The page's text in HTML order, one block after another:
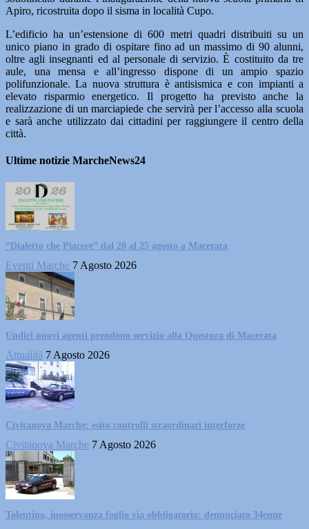
Apiro, ricostruita dopo il sisma in località Cupo.
L’edificio ha un’estensione di 600 metri quadri distribuiti su un
unico piano in grado di ospitare fino ad un massimo di 90 alunni,
oltre agli insegnanti ed al personale di servizio. È costituito da tre
aule, una mensa e all’ingresso dispone di un ampio spazio
polifunzionale. La nuova struttura è antisismica e con impianti a
elevato risparmio energetico. Il progetto ha previsto anche la
realizzazione di un marciapiede che servirà per l’accesso alla scuola
e sarà anche utilizzato dai cittadini per raggiungere il centro della
città.
Ultime notizie MarcheNews24
“Dialetto che Piacere” dal 20 al 25 agosto a Macerata
Eventi Marche 7 Agosto 2026
Undici nuovi agenti prendono servizio alla Questura di Macerata
Attualità 7 Agosto 2026
Civitanova Marche: esito controlli straordinari interforze
Civitanova Marche 7 Agosto 2026
Tolentino, inosservanza foglio via obbligatorio: denunciato 34enne